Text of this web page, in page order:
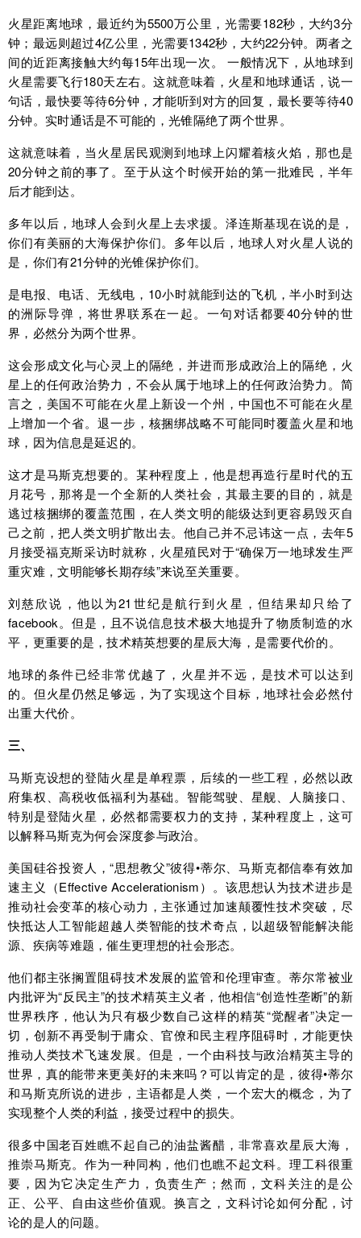
火星距离地球，最近约为5500万公里，光需要182秒，大约3分
钟；最远则超过4亿公里，光需要1342秒，大约22分钟。两者之
间的近距离接触大约每15年出现一次。 一般情况下，从地球到
火星需要飞行180天左右。这就意味着，火星和地球通话，说一
句话，最快要等待6分钟，才能听到对方的回复，最长要等待40
分钟。实时通话是不可能的，光锥隔绝了两个世界。
这就意味着，当火星居民观测到地球上闪耀着核火焰，那也是
20分钟之前的事了。至于从这个时候开始的第一批难民，半年
后才能到达。
多年以后，地球人会到火星上去求援。泽连斯基现在说的是，
你们有美丽的大海保护你们。多年以后，地球人对火星人说的
是，你们有21分钟的光锥保护你们。
是电报、电话、无线电，10小时就能到达的飞机，半小时到达
的洲际导弹，将世界联系在一起。一句对话都要40分钟的世
界，必然分为两个世界。
这会形成文化与心灵上的隔绝，并进而形成政治上的隔绝，火
星上的任何政治势力，不会从属于地球上的任何政治势力。简
言之，美国不可能在火星上新设一个州，中国也不可能在火星
上增加一个省。退一步，核捆绑战略不可能同时覆盖火星和地
球，因为信息是延迟的。
这才是马斯克想要的。某种程度上，他是想再造行星时代的五
月花号，那将是一个全新的人类社会，其最主要的目的，就是
逃过核捆绑的覆盖范围，在人类文明的能级达到更容易毁灭自
己之前，把人类文明扩散出去。他自己并不忌讳这一点，去年5
月接受福克斯采访时就称，火星殖民对于“确保万一地球发生严
重灾难，文明能够长期存续”来说至关重要。
刘慈欣说，他以为21世纪是航行到火星，但结果却只给了
facebook。但是，且不说信息技术极大地提升了物质制造的水
平，更重要的是，技术精英想要的星辰大海，是需要代价的。
地球的条件已经非常优越了，火星并不远，是技术可以达到
的。但火星仍然足够远，为了实现这个目标，地球社会必然付
出重大代价。
三、
马斯克设想的登陆火星是单程票，后续的一些工程，必然以政
府集权、高税收低福利为基础。智能驾驶、星舰、人脑接口、
特别是登陆火星，必然都需要权力的支持，某种程度上，这可
以解释马斯克为何会深度参与政治。
美国硅谷投资人，“思想教父”彼得•蒂尔、马斯克都信奉有效加
速主义（Effective Accelerationism）。该思想认为技术进步是
推动社会变革的核心动力，主张通过加速颠覆性技术突破，尽
快抵达人工智能超越人类智能的技术奇点，以超级智能解决能
源、疾病等难题，催生更理想的社会形态。
他们都主张搁置阻碍技术发展的监管和伦理审查。蒂尔常被业
内批评为“反民主”的技术精英主义者，他相信“创造性垄断”的新
世界秩序，他认为只有极少数自己这样的精英“觉醒者”决定一
切，创新不再受制于庸众、官僚和民主程序阻碍时，才能更快
推动人类技术飞速发展。但是，一个由科技与政治精英主导的
世界，真的能带来更美好的未来吗？可以肯定的是，彼得•蒂尔
和马斯克所说的进步，主语都是人类，一个宏大的概念，为了
实现整个人类的利益，接受过程中的损失。
很多中国老百姓瞧不起自己的油盐酱醋，非常喜欢星辰大海，
推崇马斯克。作为一种同构，他们也瞧不起文科。理工科很重
要，因为它决定生产力，负责生产；然而，文科关注的是公
正、公平、自由这些价值观。换言之，文科讨论如何分配，讨
论的是人的问题。